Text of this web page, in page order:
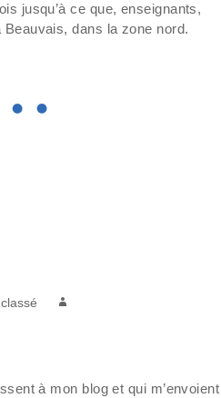
jusqu’à ce que, enseignants,
dans la zone nord.
à mon blog et qui m’envoient